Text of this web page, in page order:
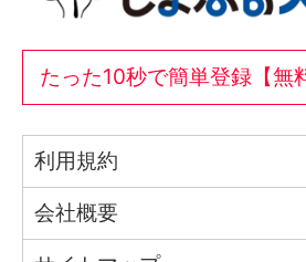
たった10秒で簡単登録【無
利用規約
会社概要